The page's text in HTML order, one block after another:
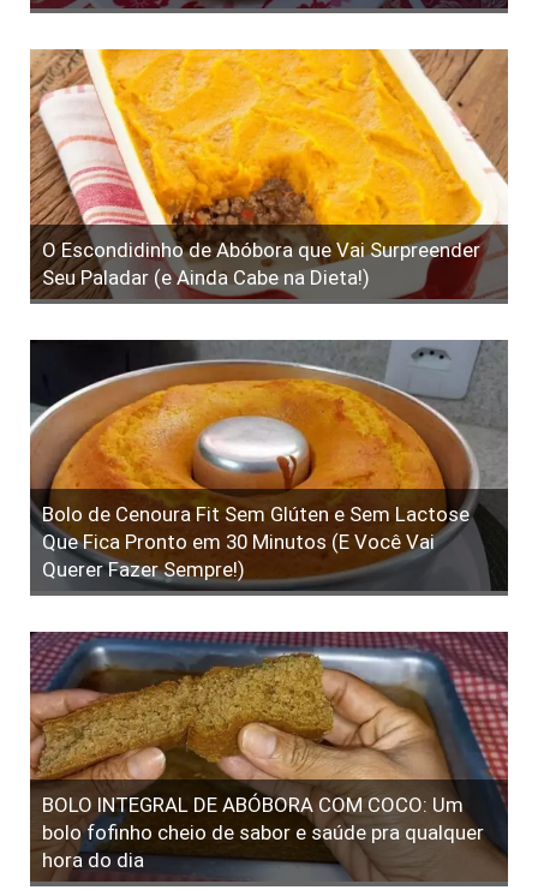
O Escondidinho de Abóbora que Vai Surpreender
Seu Paladar (e Ainda Cabe na Dieta!)
Bolo de Cenoura Fit Sem Glúten e Sem Lactose
Que Fica Pronto em 30 Minutos (E Você Vai
Querer Fazer Sempre!)
BOLO INTEGRAL DE ABÓBORA COM COCO: Um
bolo fofinho cheio de sabor e saúde pra qualquer
hora do dia